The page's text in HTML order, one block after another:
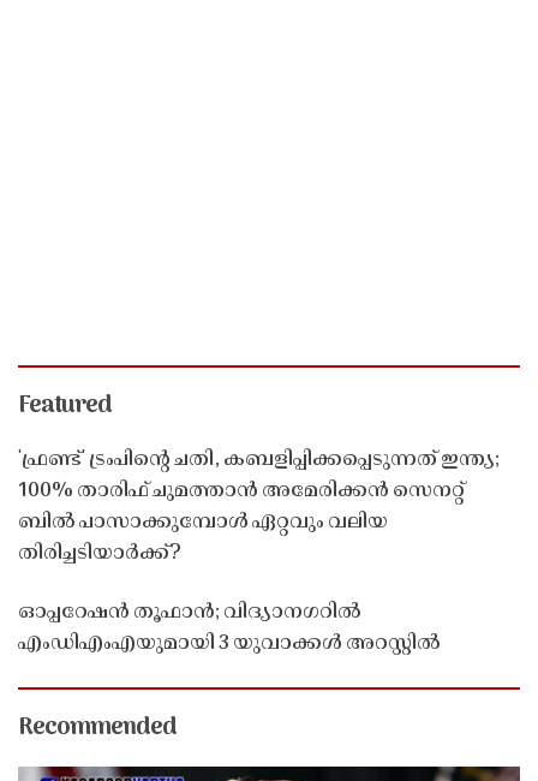
Featured
'ഫ്രണ്ട്' ട്രംപിന്റെ ചതി, കബളിപ്പിക്കപ്പെടുന്നത് ഇന്ത്യ;
100% താരിഫ് ചുമത്താൻ അമേരിക്കൻ സെനറ്റ്
ബിൽ പാസാക്കുമ്പോൾ ഏറ്റവും വലിയ
തിരിച്ചടിയാർക്ക്?
ഓപ്പറേഷൻ തൂഫാൻ; വിദ്യാനഗറിൽ
എംഡിഎംഎയുമായി 3 യുവാക്കൾ അറസ്റ്റിൽ
Recommended